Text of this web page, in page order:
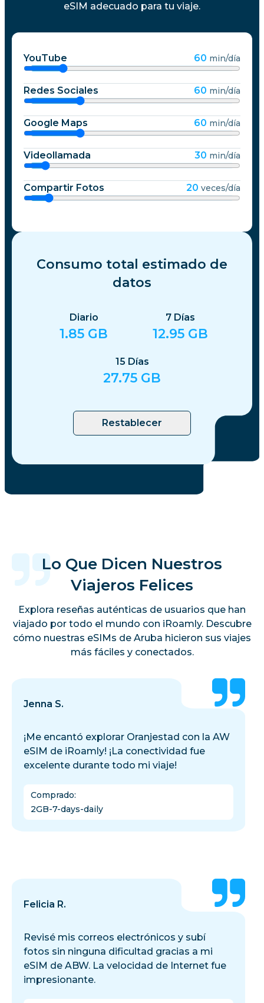
eSIM adecuado para tu viaje.
YouTube 60 min/día
Redes Sociales 60 min/día
Google Maps 60 min/día
Videollamada 30 min/día
Compartir Fotos 20 veces/día
Consumo total estimado de
datos
Diario
1.85 GB
7 Días
12.95 GB
15 Días
27.75 GB
Restablecer
Lo Que Dicen Nuestros
Viajeros Felices
Explora reseñas auténticas de usuarios que han
viajado por todo el mundo con iRoamly. Descubre
cómo nuestras eSIMs de Aruba hicieron sus viajes
más fáciles y conectados.
Jenna S.
¡Me encantó explorar Oranjestad con la AW
eSIM de iRoamly! ¡La conectividad fue
excelente durante todo mi viaje!
Comprado:
2GB-7-days-daily
Felicia R.
Revisé mis correos electrónicos y subí
fotos sin ninguna dificultad gracias a mi
eSIM de ABW. La velocidad de Internet fue
impresionante.